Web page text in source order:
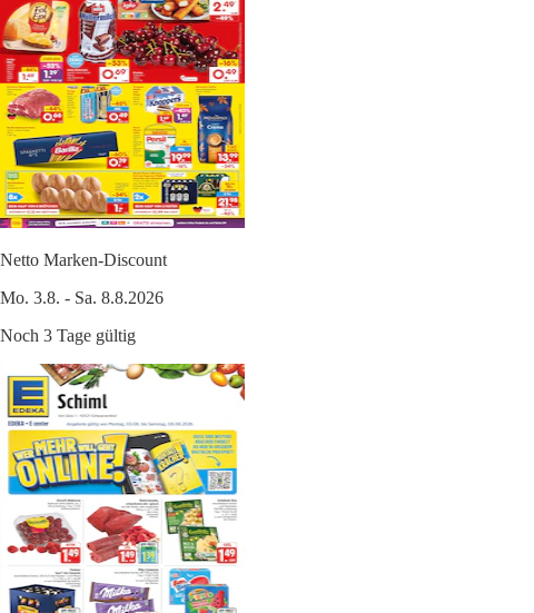
Netto Marken-Discount
Mo. 3.8. - Sa. 8.8.2026
Noch 3 Tage gültig